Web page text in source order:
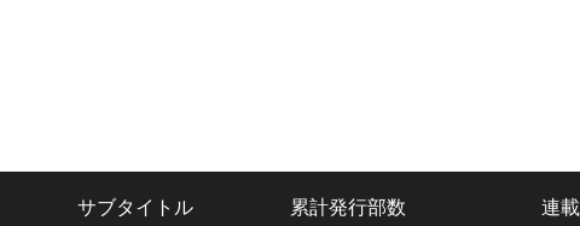
サブタイトル 累計発行部数 連載